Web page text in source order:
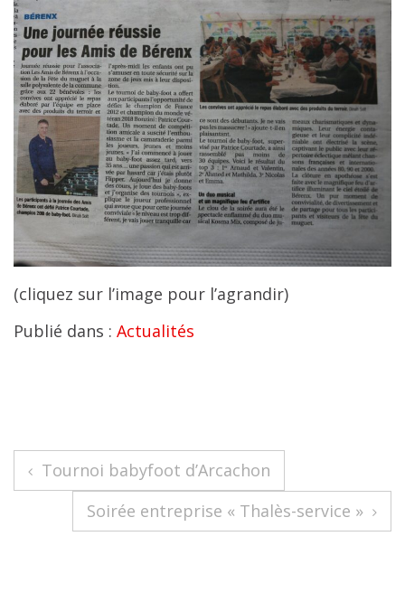
(cliquez sur l’image pour l’agrandir)
Publié dans : Actualités
Navigation
de
l’article
Tournoi babyfoot d’Arcachon
Soirée entreprise « Thalès-service »